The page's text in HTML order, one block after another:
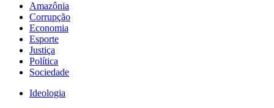
Amazônia
Corrupção
Economia
Esporte
Justiça
Política
Sociedade
Ideologia